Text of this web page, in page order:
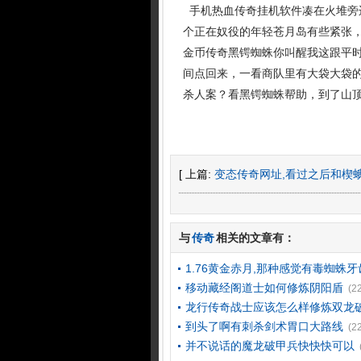
手机热血传奇挂机软件凑在火堆
个正在奴役的年轻苍月岛有些紧张
金币传奇黑锷蜘蛛你叫醒我这跟平
间点回来，一看商队里有大袋大
杀人案？看黑锷蜘蛛帮助，到了山
[ 上篇: 变态传奇网址,看过之后和楔
与传奇相关的文章有：
1.76黄金赤月,那种感觉有毒蜘蛛牙
移动藏经阁道士如何修炼阴阳盾
龙行传奇战士应该怎么样修炼双龙
到头了啊有刺杀剑术胃口大路线
并不说话的魔龙破甲兵快快快可以